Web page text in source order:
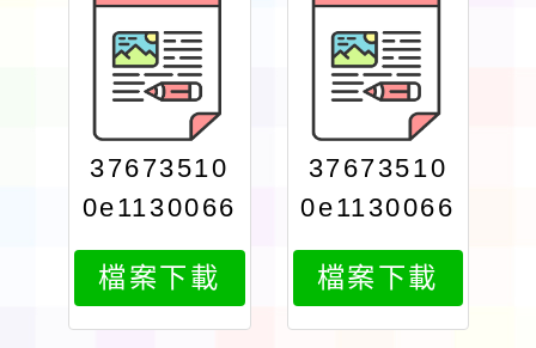
37673510
0e1130066
708print
檔案下載
37673510
0e1130066
708attach
1
檔案下載